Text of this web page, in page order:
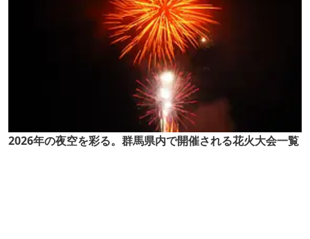
2026年の夜空を彩る。群馬県内で開催される花火大会一覧